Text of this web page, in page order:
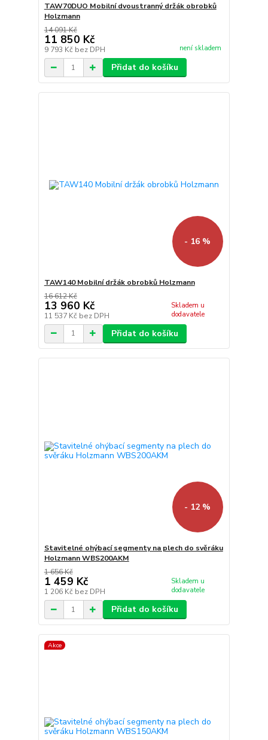
TAW70DUO Mobilní dvoustranný držák obrobků
Holzmann
14 091 Kč
11 850 Kč
9 793 Kč bez DPH není skladem
Přidat do košíku
- 16 %
TAW140 Mobilní držák obrobků Holzmann
16 612 Kč
13 960 Kč
11 537 Kč bez DPH
Skladem u
dodavatele
Přidat do košíku
- 12 %
Stavitelné ohýbací segmenty na plech do svěráku
Holzmann WBS200AKM
1 656 Kč
1 459 Kč
1 206 Kč bez DPH
Skladem u
dodavatele
Přidat do košíku
Akce